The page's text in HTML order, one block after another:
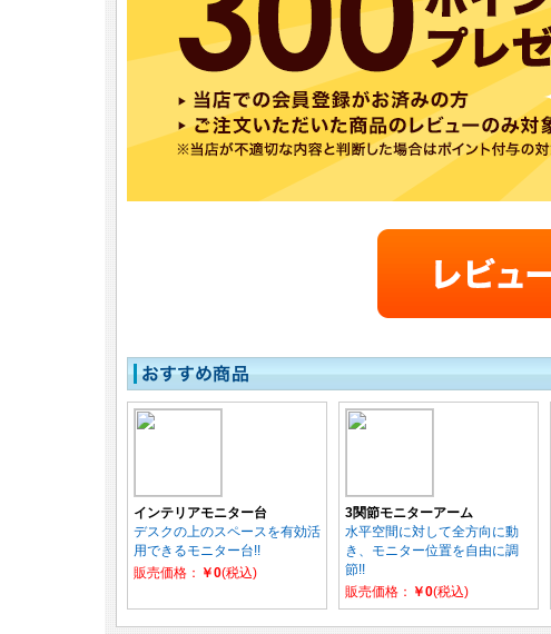
インテリアモニター台
デスクの上のスペースを有効活
用できるモニター台!!
販売価格：
￥0(税込)
3関節モニターアーム
水平空間に対して全方向に動
き、モニター位置を自由に調
節!!
販売価格：
￥0(税込)